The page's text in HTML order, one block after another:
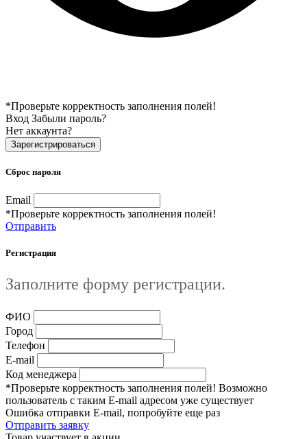
*Проверьте корректность заполнения полей!
Вход Забыли пароль?
Нет аккаунта?
Зарегистрироваться
Сброс пароля
Email
*Проверьте корректность заполнения полей!
Отправить
Регистрация
Заполните форму регистрации.
ФИО
Город
Телефон
E-mail
Код менеджера
*Проверьте корректность заполнения полей! Возможно
пользователь с таким E-mail адресом уже существует
Ошибка отправки E-mail, попробуйте еще раз
Отправить заявку